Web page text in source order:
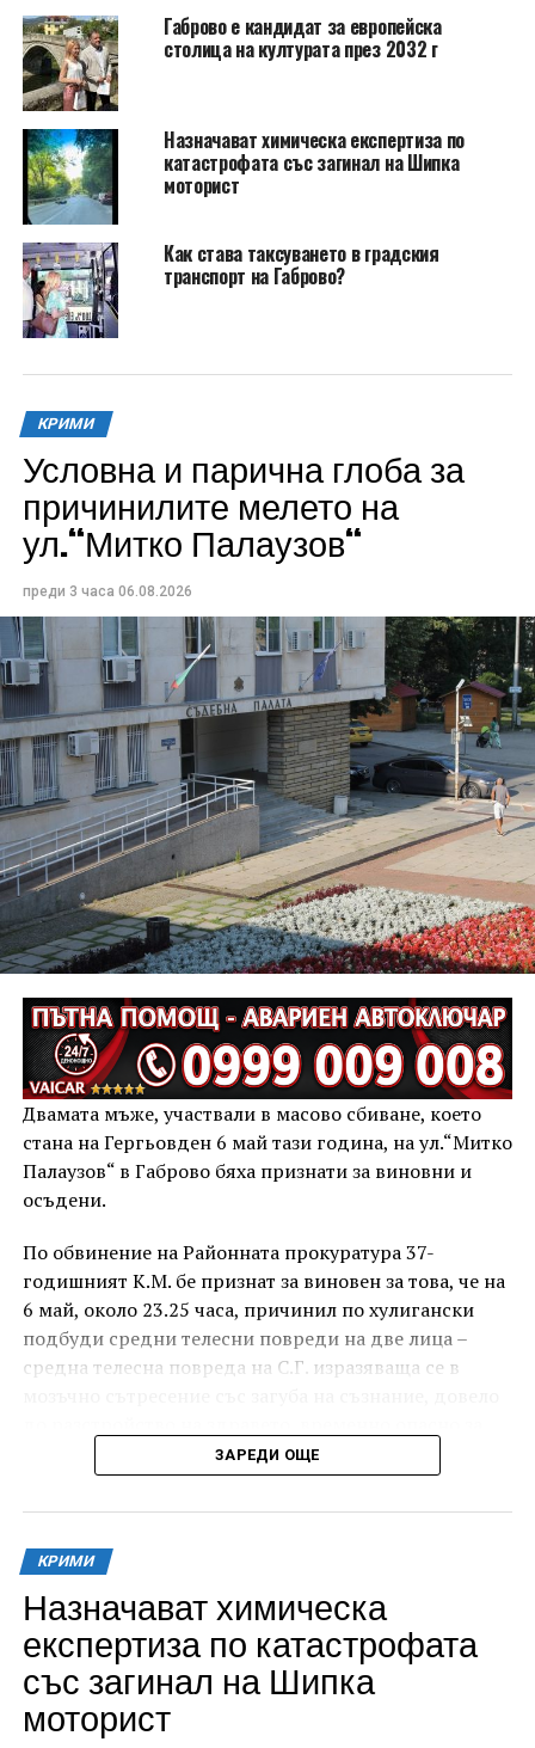
Габрово е кандидат за европейска
столица на културата през 2032 г
Назначават химическа експертиза по
катастрофата със загинал на Шипка
моторист
Как става таксуването в градския
транспорт на Габрово?
КРИМИ
Условна и парична глоба за
причинилите мелето на
ул.“Митко Палаузов“
преди 3 часа 06.08.2026
Двамата мъже, участвали в масово сбиване, което
стана на Гергьовден 6 май тази година, на ул.“Митко
Палаузов“ в Габрово бяха признати за виновни и
осъдени.
По обвинение на Районната прокуратура 37-
годишният К.М. бе признат за виновен за това, че на
6 май, около 23.25 часа, причинил по хулигански
подбуди средни телесни повреди на две лица –
средна телесна повреда на С.Г. изразяваща се в
живота, и лека телесна повреда на Х.С., която бе с
порезна рана на петия пръст на дясната ръка,
довела до разстройство на здравето, неопасно за
За извършеното престъпление 37-годишният бе
осъден с наложено наказание 1 година и 8 месеца
лишаване от свобода, чието изпълнение бб отложено
за срок от 4 години и 6 месеца.
Съучастникът му, с инициали А.Н. на 19 години, пък
ЗАРЕДИ ОЩЕ
КРИМИ
Назначават химическа
експертиза по катастрофата
със загинал на Шипка
моторист